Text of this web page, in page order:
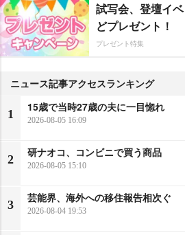
試写会、登壇イ
どプレゼント！
プレゼント特集
ニュース記事アクセスランキング
1
15歳で当時27歳の夫に一目惚れ
2026-08-05 16:09
2
研ナオコ、コンビニで買う商品
2026-08-05 15:10
3
芸能界、海外への移住報告相次ぐ
2026-08-04 19:53